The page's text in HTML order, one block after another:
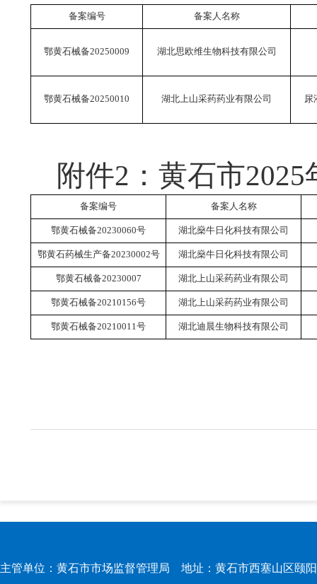
备案编号 备案人名称
鄂黄石械备20250009 湖北思欧维生物科技有限公司
鄂黄石械备20250010 湖北上山采药药业有限公司 尿
附件2：黄石市
备案编号 备案人名称
鄂黄石械备20230060号 湖北燊牛日化科技有限公司
鄂黄石药械生产备20230002号 湖北燊牛日化科技有限公司
鄂黄石械备20230007 湖北上山采药药业有限公司
鄂黄石械备20210156号 湖北上山采药药业有限公司
鄂黄石械备20210011号 湖北迪晨生物科技有限公司
主管单位：黄石市市场监督管理局 地址：黄石市西塞山区颐